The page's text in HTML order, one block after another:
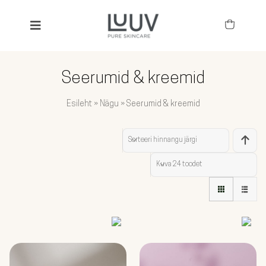
Toggle
LAPSED
Seerumid & kreemid
Esileht» Nägu » Seerumid & kreemid
Sorteeri hinnangu järgi
Kuva24 toodet